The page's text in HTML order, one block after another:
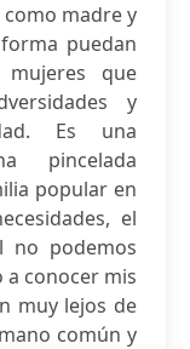
madre y
puedan
que
y
Es una
pincelada
popular en
el
no podemos
a conocer mis
muy lejos de
común y